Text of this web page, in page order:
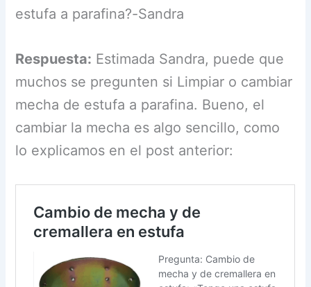
estufa a parafina?-Sandra
Respuesta: Estimada Sandra, puede que
muchos se pregunten si Limpiar o cambiar
mecha de estufa a parafina. Bueno, el
cambiar la mecha es algo sencillo, como
lo explicamos en el post anterior: